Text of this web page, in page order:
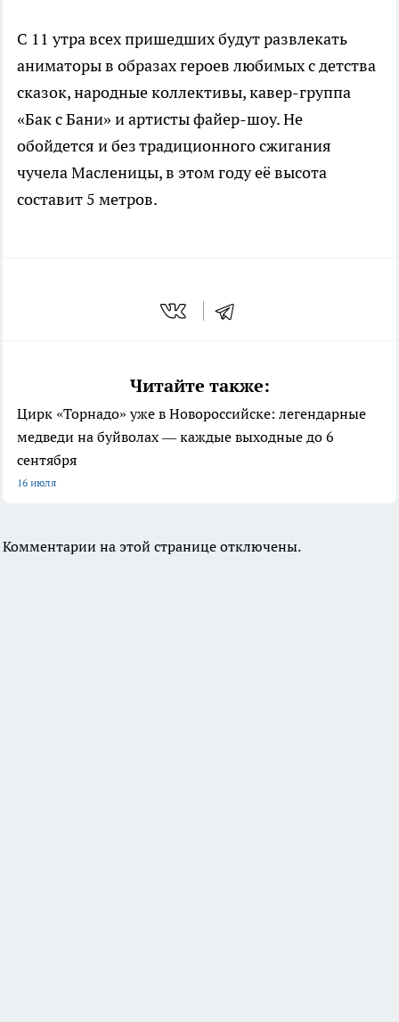
С 11 утра всех пришедших будут развлекать
аниматоры в образах героев любимых с детства
сказок, народные коллективы, кавер-группа
«Бак с Бани» и артисты файер-шоу. Не
обойдется и без традиционного сжигания
чучела Масленицы, в этом году её высота
составит 5 метров.
Читайте также:
Цирк «Торнадо» уже в Новороссийске: легендарные
медведи на буйволах — каждые выходные до 6
сентября
16 июля
Комментарии на этой странице отключены.